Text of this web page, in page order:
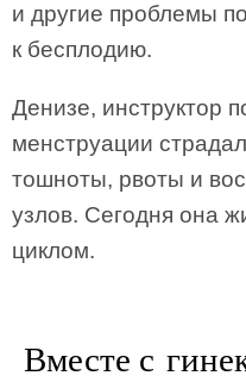
и другие проблемы
к бесплодию.
Денизе, инструктор
менструации
тошноты, рвоты и
узлов. Сегодня она
циклом.
Вместе с